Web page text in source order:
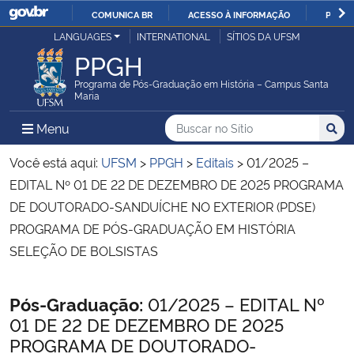
IR
O
COMUNICA BR ACESSO À INFORMAÇÃO
Ministério da Justiça e Segurança Pública
Ministério da Defesa
Ministério das Relações Exteriores
Ministério da Economia
Ministério da Infraestrutura
Ministério da Educação
LANGUAGES INTERNATIONAL SÍTIOS DA UFSM
PPGH
Programa de Pós-Graduação em História – Campus Santa
Maria
Menu Menu Principal do Sítio
Busca
Buscar no no Sítio
Busca:
Você está aqui: UFSM > PPGH > Editais >01/2025 –
EDITAL Nº 01 DE 22 DE DEZEMBRO DE 2025 PROGRAMA
DE DOUTORADO-SANDUÍCHE NO EXTERIOR (PDSE)
PROGRAMA DE PÓS-GRADUAÇÃO EM HISTÓRIA
SELEÇÃO DE BOLSISTAS
Início do conteúdo
Pós-Graduação: 01/2025 – EDITAL Nº
01 DE 22 DE DEZEMBRO DE 2025
PROGRAMA DE DOUTORADO-